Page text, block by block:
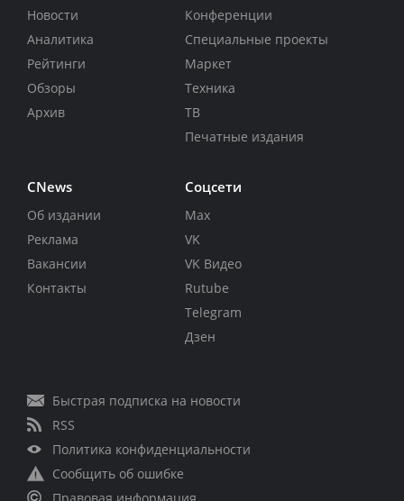
Новости
Аналитика
Рейтинги
Обзоры
Архив
Конференции
Специальные проекты
Маркет
Техника
ТВ
Печатные издания
CNews
Об издании
Реклама
Вакансии
Контакты
Соцсети
Max
VK
VK Видео
Rutube
Telegram
Дзен
Быстрая подписка на новости
RSS
Политика конфиденциальности
Сообщить об ошибке